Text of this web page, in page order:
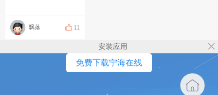
飘落 11
安装应用
免费下载宁海在线